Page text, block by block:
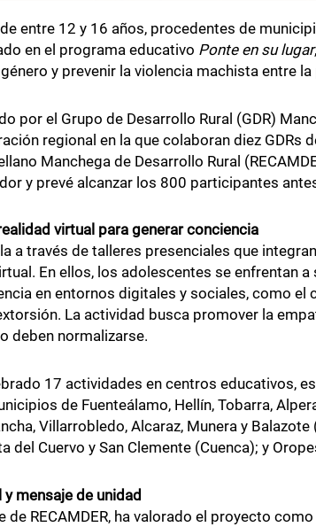
entre 12 y 16 años, procedentes de
en el programa educativo Ponte en su lugar
y prevenir la violencia machista entre
por el Grupo de Desarrollo Rural (GDR)
regional en la que colaboran diez GDRs
Manchega de Desarrollo Rural
y prevé alcanzar los 800 participantes
virtual para generar conciencia
a través de talleres presenciales que
En ellos, los adolescentes se enfrentan
en entornos digitales y sociales, como el
La actividad busca promover la
deben normalizarse.
17 actividades en centros educativos,
de Fuenteálamo, Hellín, Tobarra,
Villarrobledo, Alcaraz, Munera y
del Cuervo y San Clemente (Cuenca); y
mensaje de unidad
de RECAMDER, ha valorado el proyecto